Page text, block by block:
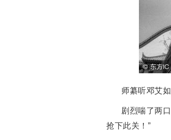
师纂听邓艾
剧烈喘了两
抢下此关！”